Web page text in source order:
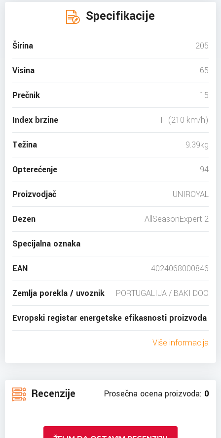
Specifikacije
Širina 205
Visina 65
Prečnik 15
Index brzine H (210 km/h)
Težina 9.39kg
Opterećenje 94
Proizvodjač UNIROYAL
Dezen AllSeasonExpert 2
Specijalna oznaka
EAN 4024068000846
Zemlja porekla / uvoznik PORTUGALIJA / BAKI DOO
Evropski registar energetske efikasnosti proizvoda
Više informacija
Recenzije Prosečna ocena proizvoda: 0